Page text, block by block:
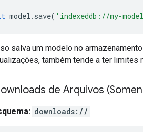
model . save( 'indexeddb://my-
salva um modelo no
também tende a ter limites
de Arquivos
downloads://